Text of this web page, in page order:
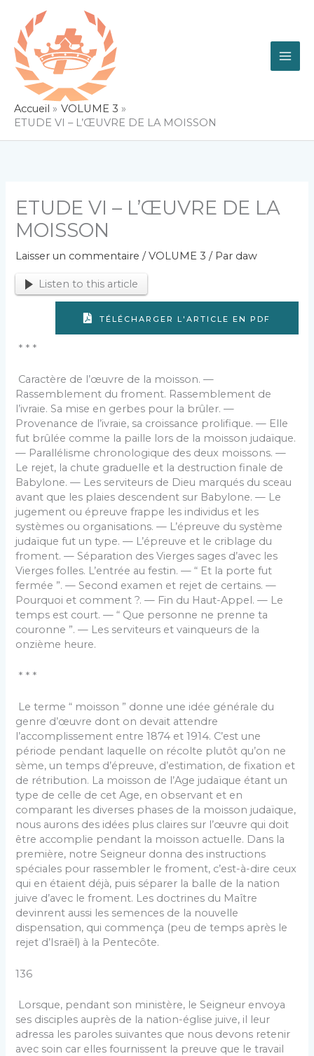
contenu
Accueil
VOLUME 3
ETUDE VI – L’ŒUVRE DE LA MOISSON
ETUDE VI – L’ŒUVRE DE LA
MOISSON
Laisser un commentaire /VOLUME 3 / Par daw
Listen to this article
TÉLÉCHARGER L'ARTICLE EN PDF
* * *
Caractère de l’œuvre de la moisson. —
Rassemblement du froment. Rassemblement de
l’ivraie. Sa mise en gerbes pour la brûler. —
Provenance de l’ivraie, sa croissance prolifique. — Elle
fut brûlée comme la paille lors de la moisson judaïque.
— Parallélisme chronologique des deux moissons. —
Le rejet, la chute graduelle et la destruction finale de
Babylone. — Les serviteurs de Dieu marqués du sceau
avant que les plaies descendent sur Babylone. — Le
jugement ou épreuve frappe les individus et les
systèmes ou organisations. — L’épreuve du système
judaïque fut un type. — L’épreuve et le criblage du
froment. — Séparation des Vierges sages d’avec les
Vierges folles. L’entrée au festin. — “ Et la porte fut
fermée ”. — Second examen et rejet de certains. —
Pourquoi et comment ?. — Fin du Haut-Appel. — Le
temps est court. — “ Que personne ne prenne ta
couronne ”. — Les serviteurs et vainqueurs de la
onzième heure.
* * *
Le terme “ moisson ” donne une idée générale du
genre d’œuvre dont on devait attendre
l’accomplissement entre 1874 et 1914. C’est une
période pendant laquelle on récolte plutôt qu’on ne
sème, un temps d’épreuve, d’estimation, de fixation et
de rétribution. La moisson de l’Age judaïque étant un
type de celle de cet Age, en observant et en
comparant les diverses phases de la moisson judaïque,
nous aurons des idées plus claires sur l’œuvre qui doit
être accomplie pendant la moisson actuelle. Dans la
première, notre Seigneur donna des instructions
spéciales pour rassembler le froment, c’est-à-dire ceux
qui en étaient déjà, puis séparer la balle de la nation
juive d’avec le froment. Les doctrines du Maître
devinrent aussi les semences de la nouvelle
dispensation, qui commença (peu de temps après le
rejet d’Israël) à la Pentecôte.
136
Lorsque, pendant son ministère, le Seigneur envoya
ses disciples auprès de la nation-église juive, il leur
adressa les paroles suivantes que nous devons retenir
avec soin car elles fournissent la preuve que le travail